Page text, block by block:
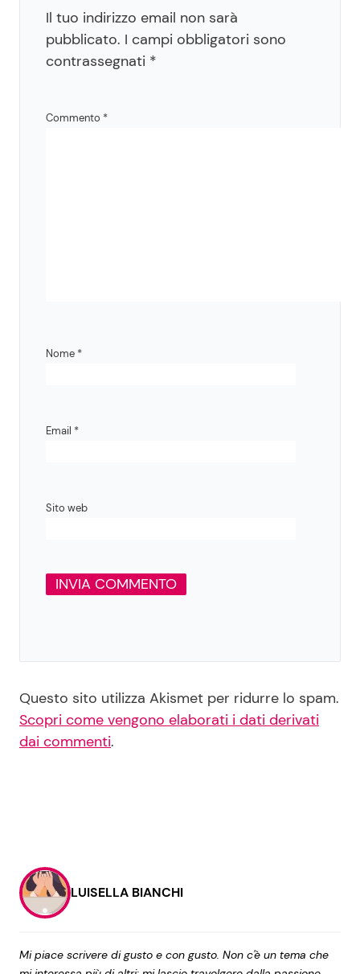
Il tuo indirizzo email non sarà
pubblicato. I campi obbligatori sono
contrassegnati *
Commento *
Nome *
Email *
Sito web
Questo sito utilizza Akismet per ridurre lo spam.
Scopri come vengono elaborati i dati derivati
dai commenti.
LUISELLA BIANCHI
Mi piace scrivere di gusto e con gusto. Non c'è un tema che